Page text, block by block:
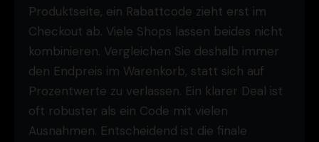
Produktseite, ein Rabattcode zieht erst im
Checkout ab. Viele Shops lassen beides nicht
kombinieren. Vergleichen Sie deshalb immer
den Endpreis im Warenkorb, statt sich auf
Prozentwerte zu verlassen. Ein klarer Deal ist
oft robuster als ein Code mit vielen
Ausnahmen. Entscheidend ist die finale